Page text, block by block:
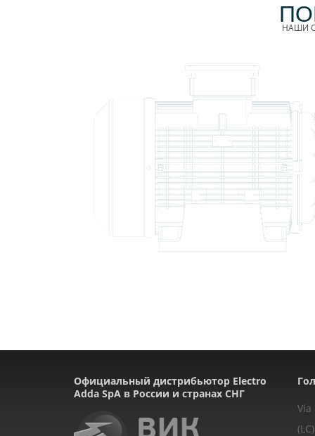
НАШИ
Официальный дистрибьютор Electro
Adda SpA в России и странах СНГ
Via